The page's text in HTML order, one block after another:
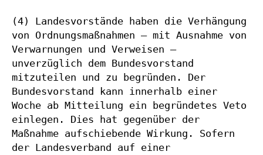
(4) Landesvorstände haben die Verhängung
von Ordnungsmaßnahmen – mit Ausnahme von
Verwarnungen und Verweisen –
unverzüglich dem Bundesvorstand
mitzuteilen und zu begründen. Der
Bundesvorstand kann innerhalb einer
Woche ab Mitteilung ein begründetes Veto
einlegen. Dies hat gegenüber der
Maßnahme aufschiebende Wirkung. Sofern
der Landesverband auf einer